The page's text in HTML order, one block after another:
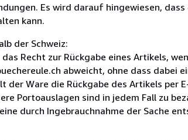
Es wird darauf hingewiesen,
kann.
der Schweiz:
Recht zur Rückgabe eines Artikels,
abweicht, ohne dass dabei
der Ware die Rückgabe des Artikels
Portoauslagen sind in jedem Fall zu
durch Ingebrauchnahme der Sache